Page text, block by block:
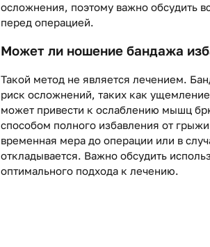
осложнения, поэтому важно обсудить
перед операцией.
Может ли ношение бандажа
Такой метод не является лечением.
риск осложнений, таких как
может привести к ослаблению мышц
способом полного избавления от
временная мера до операции или в
откладывается. Важно обсудить
оптимального подхода к лечению.